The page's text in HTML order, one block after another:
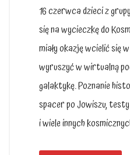
16 czerwca dzieci z
się na wycieczkę do
miały okazję wcielić się
wyruszyć w wirtualną
galaktykę. Poznanie
spacer po Jowiszu,
i wiele innych